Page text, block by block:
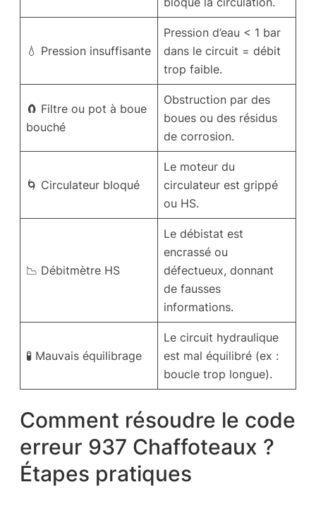
💧 Pression insuffisante
Pression d’eau < 1 bar
dans le circuit = débit
trop faible.
🧲 Filtre ou pot à boue
bouché
Obstruction par des
boues ou des résidus
de corrosion.
🌀 Circulateur bloqué
Le moteur du
circulateur est grippé
ou HS.
📉 Débitmètre HS
Le débistat est
encrassé ou
défectueux, donnant
de fausses
informations.
🧪 Mauvais équilibrage
Le circuit hydraulique
est mal équilibré (ex :
boucle trop longue).
Comment résoudre le code
erreur 937 Chaffoteaux ?
Étapes pratiques